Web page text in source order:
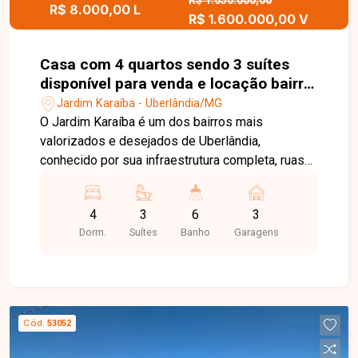
R$ 8.000,00 L
R$ 1.600.000,00 V
Casa com 4 quartos sendo 3 suítes
disponível para venda e locação bairro
Jardim Karaíba em Uberlândia-MG
Jardim Karaíba - Uberlândia/MG
O Jardim Karaíba é um dos bairros mais
valorizados e desejados de Uberlândia,
conhecido por sua infraestrutura completa, ruas
oferece fácil acesso às principais avenidas da
cidade, além de estar próxima a supermercados,
escolas, restaurantes, farmácias, academias e
sala de TV, lavabo, varanda, sala de jantar
integrada à cozinha equipada com armários,
4
Dorm.
3
Suítes
6
Banho
3
Garagens
Cód. 53052